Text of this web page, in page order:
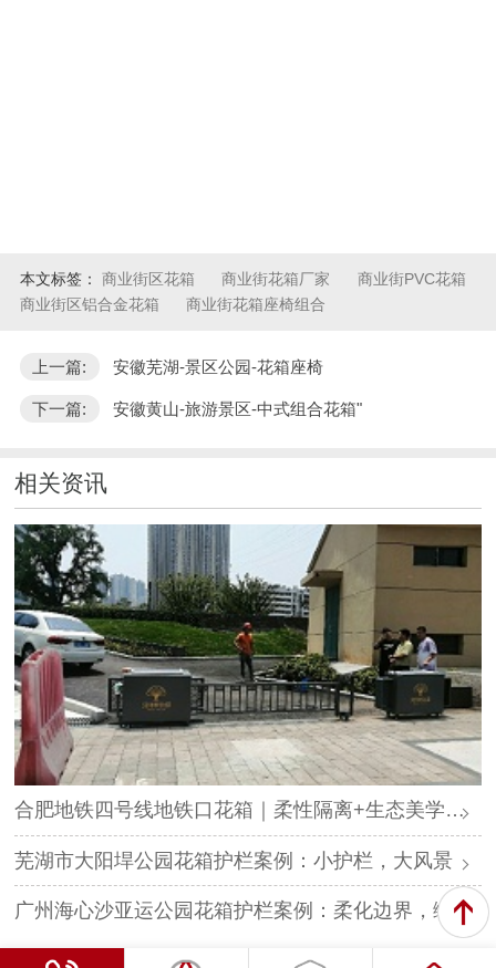
本文标签： 商业街区花箱 商业街花箱厂家
商业街PVC花箱
商业街区铝合金花箱
商业街花箱座椅组合
上一篇: 安徽芜湖-景区公园-花箱座椅
下一篇: 安徽黄山-旅游景区-中式组合花箱"
相关资讯
合肥地铁四号线地铁口花箱｜柔性隔离+生态美学，打造城市绿色归家路
芜湖市大阳垾公园花箱护栏案例：小护栏，大风景
广州海心沙亚运公园花箱护栏案例：柔化边界，绿意共生